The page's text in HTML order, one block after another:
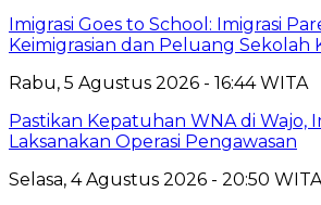
Imigrasi Goes to School: Imigrasi
Keimigrasian dan Peluang Sekolah
Rabu, 5 Agustus 2026 - 16:44 WITA
Pastikan Kepatuhan WNA di Wajo,
Laksanakan Operasi Pengawasan
Selasa, 4 Agustus 2026 - 20:50 WITA